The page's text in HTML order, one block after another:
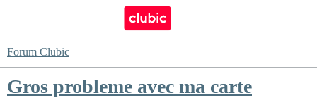
Forum Clubic
Gros probleme avec ma carte